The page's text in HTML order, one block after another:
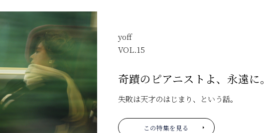
yoff
VOL.15
奇蹟のピアニストよ、永遠に。
失敗は天才のはじまり、という話。
この特集を見る